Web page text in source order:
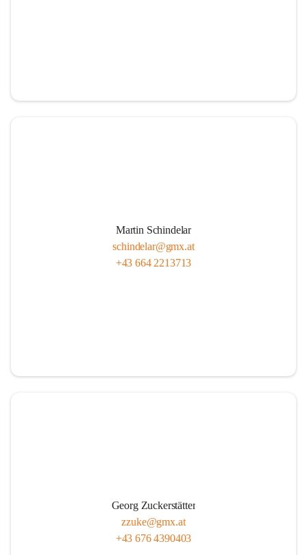
Martin Schindelar
schindelar@gmx.at
+43 664 2213713
Georg Zuckerstätter
zzuke@gmx.at
+43 676 4390403